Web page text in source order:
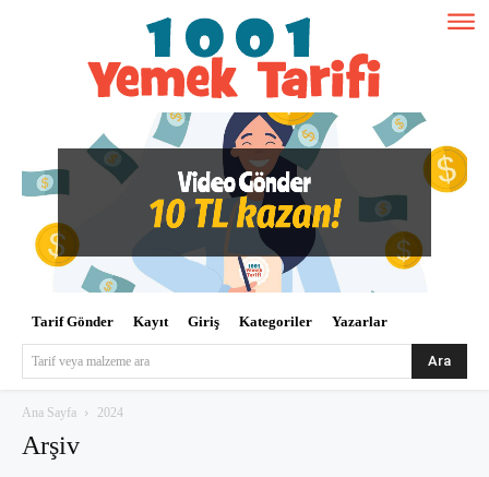
Tarif Gönder Kayıt Giriş Kategoriler Yazarlar
Tarif veya malzeme ara Ara
Ana Sayfa 2024
Arşiv